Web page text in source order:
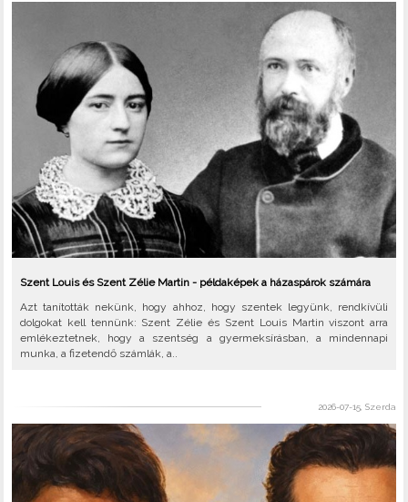
Szent Louis és Szent Zélie Martin - példaképek a házaspárok számára
Azt tanították nekünk, hogy ahhoz, hogy szentek legyünk, rendkívüli
dolgokat kell tennünk: Szent Zélie és Szent Louis Martin viszont arra
emlékeztetnek, hogy a szentség a gyermeksírásban, a mindennapi
munka, a fizetendő számlák, a..
2026-07-15, Szerda